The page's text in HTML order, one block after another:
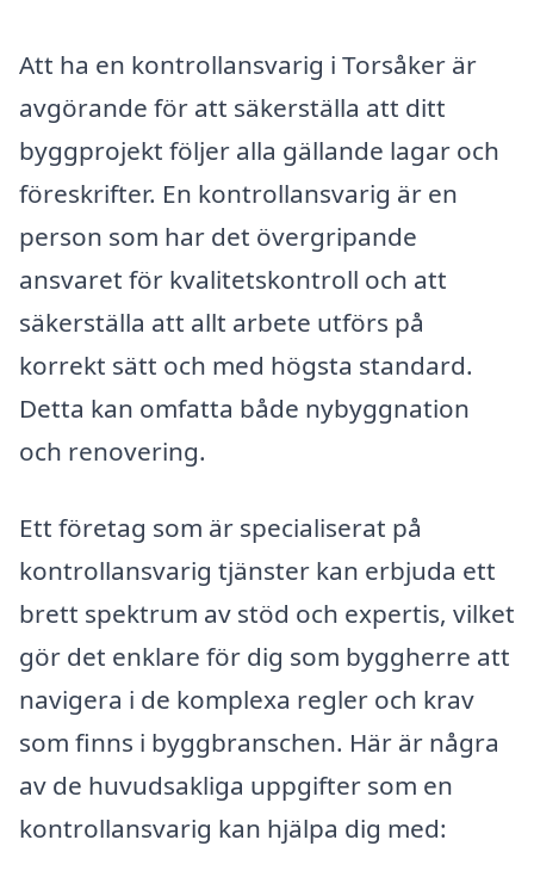
Att ha en kontrollansvarig i Torsåker är
avgörande för att säkerställa att ditt
byggprojekt följer alla gällande lagar och
föreskrifter. En kontrollansvarig är en
person som har det övergripande
ansvaret för kvalitetskontroll och att
säkerställa att allt arbete utförs på
korrekt sätt och med högsta standard.
Detta kan omfatta både nybyggnation
och renovering.
Ett företag som är specialiserat på
kontrollansvarig tjänster kan erbjuda ett
brett spektrum av stöd och expertis, vilket
gör det enklare för dig som byggherre att
navigera i de komplexa regler och krav
som finns i byggbranschen. Här är några
av de huvudsakliga uppgifter som en
kontrollansvarig kan hjälpa dig med: